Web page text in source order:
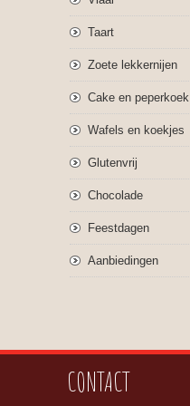
Taart
Zoete lekkernijen
Cake en peperkoek
Wafels en koekjes
Glutenvrij
Chocolade
Feestdagen
Aanbiedingen
CONTACT